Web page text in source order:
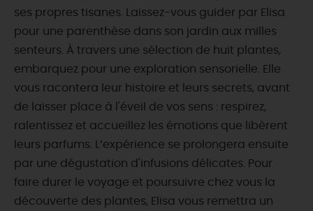
ses propres tisanes. Laissez-vous guider par Elisa
pour une parenthèse dans son jardin aux milles
senteurs. À travers une sélection de huit plantes,
embarquez pour une exploration sensorielle. Elle
vous racontera leur histoire et leurs secrets, avant
de laisser place à l'éveil de vos sens : respirez,
ralentissez et accueillez les émotions que libèrent
leurs parfums. L’expérience se prolongera ensuite
par une dégustation d'infusions délicates. Pour
faire durer le voyage et poursuivre chez vous la
découverte des plantes, Elisa vous remettra un